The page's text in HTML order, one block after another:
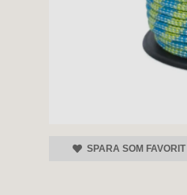
SPARA SOM FAVORIT